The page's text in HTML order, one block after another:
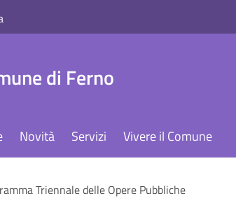
di Ferno
Novità Servizi Vivere il Comune
Triennale delle Opere Pubbliche